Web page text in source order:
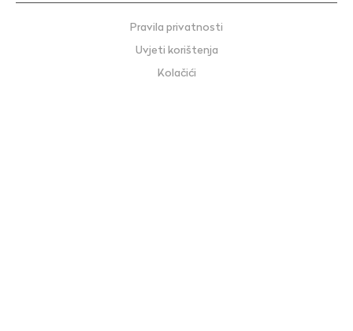
Pravila privatnosti
Uvjeti korištenja
Kolačići